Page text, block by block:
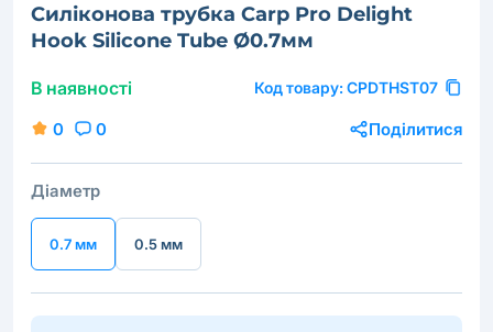
Силіконова трубка Carp Pro Delight
Hook Silicone Tube Ø0.7мм
В наявності Код товару: CPDTHST07
0 0 Поділитися
Діаметр
0.7 мм 0.5 мм